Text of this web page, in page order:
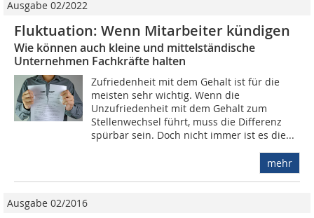
Ausgabe 02/2022
Fluktuation: Wenn Mitarbeiter kündigen
Wie können auch kleine und mittelständische
Unternehmen Fachkräfte halten
Zufriedenheit mit dem Gehalt ist für die
meisten sehr wichtig. Wenn die
Unzufriedenheit mit dem Gehalt zum
Stellenwechsel führt, muss die Differenz
spürbar sein. Doch nicht immer ist es die...
mehr
Ausgabe 02/2016